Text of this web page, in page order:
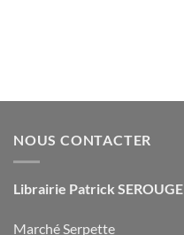
NOUS CONTACTER
Librairie Patrick SEROUGE
Marché Serpette